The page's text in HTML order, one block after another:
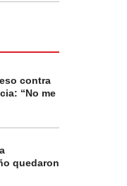
contra
“No me
quedaron